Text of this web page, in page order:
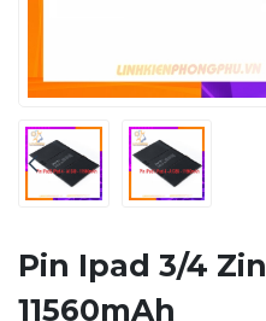
Pin Ipad 3/4
11560mAh